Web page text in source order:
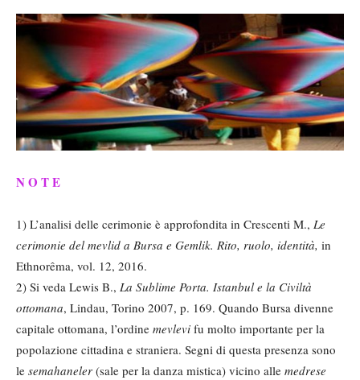
N O T E
1) L’analisi delle cerimonie è approfondita in Crescenti M., Le
cerimonie del mevlid a Bursa e Gemlik. Rito, ruolo, identità, in
Ethnorêma, vol. 12, 2016.
2) Si veda Lewis B., La Sublime Porta. Istanbul e la Civiltà
ottomana, Lindau, Torino 2007, p. 169. Quando Bursa divenne
capitale ottomana, l’ordine mevlevi fu molto importante per la
popolazione cittadina e straniera. Segni di questa presenza sono
le semahaneler (sale per la danza mistica) vicino alle medrese